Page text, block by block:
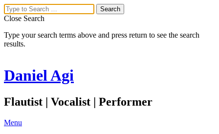
Close Search
Type your search terms above and press return to see the search
results.
Daniel Agi
Flautist | Vocalist | Performer
Menu